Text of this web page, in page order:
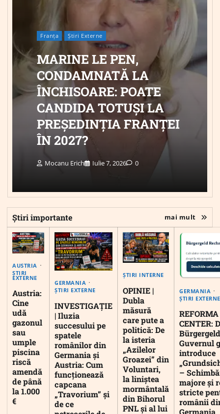
Franța Știri Externe
MARINE LE PEN,
CONDAMNATĂ LA
ÎNCHISOARE: POATE
CANDIDA TOTUȘI LA
PREȘEDINȚIA FRANȚEI
ÎN 2027?
Mocanu Erich Iulie 7, 2026 0
Știri importante mai mult
AUSTRIA
ȘTIRI
EXTERNE
Austria:
Cine
udă
gazonul
sau
umple
piscina
riscă
amendă
de până
la 1.000
€
GERMANIA
ȘTIRI EXTERNE
INVESTIGAȚIE
| Iluzia
succesului pe
spatele
românilor din
Germania și
Austria: Cum
funcționează
capcana
„Travorium” și
de ce
ȘTIRI INTERNE
OPINIE |
Dubla
măsură
care pute a
politică: De
la isteria
„Azilelor
Groazei” din
Voluntari,
la liniștea
mormântală
din Bihorul
PNL și al lui
GERMANIA
ȘTIRI EXTERNE
CENTER:
Guvernul
introduce
–
majore și
stricte
românii
Germania